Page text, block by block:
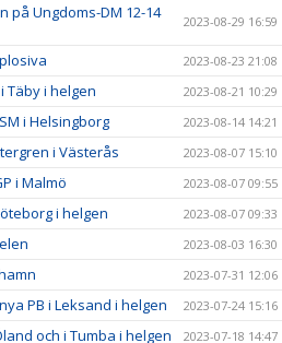
på Ungdoms-DM 12-14
2023-08-29 16:59
2023-08-23 21:08
Täby i helgen 2023-08-21 10:29
i Helsingborg 2023-08-14 14:21
i Västerås 2023-08-07 15:10
i Malmö 2023-08-07 09:55
i helgen 2023-08-07 09:33
2023-08-03 16:30
2023-07-31 12:06
PB i Leksand i helgen 2023-07-24 15:16
och i Tumba i helgen 2023-07-18 14:47